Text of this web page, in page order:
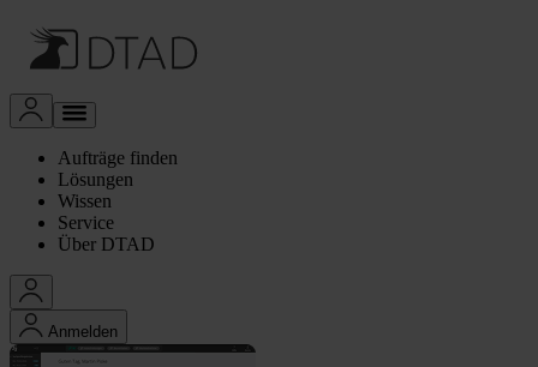
Aufträge finden
Lösungen
Wissen
Service
Über DTAD
Anmelden